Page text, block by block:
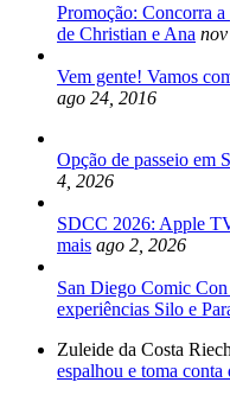
Promoção: Concorra
de Christian e Ana
Vem gente! Vamos
ago 24, 2016
Opção de passeio em
4, 2026
SDCC 2026: Apple
mais ago 2, 2026
San Diego Comic
experiências Silo e
Zuleide da Costa
espalhou e toma conta